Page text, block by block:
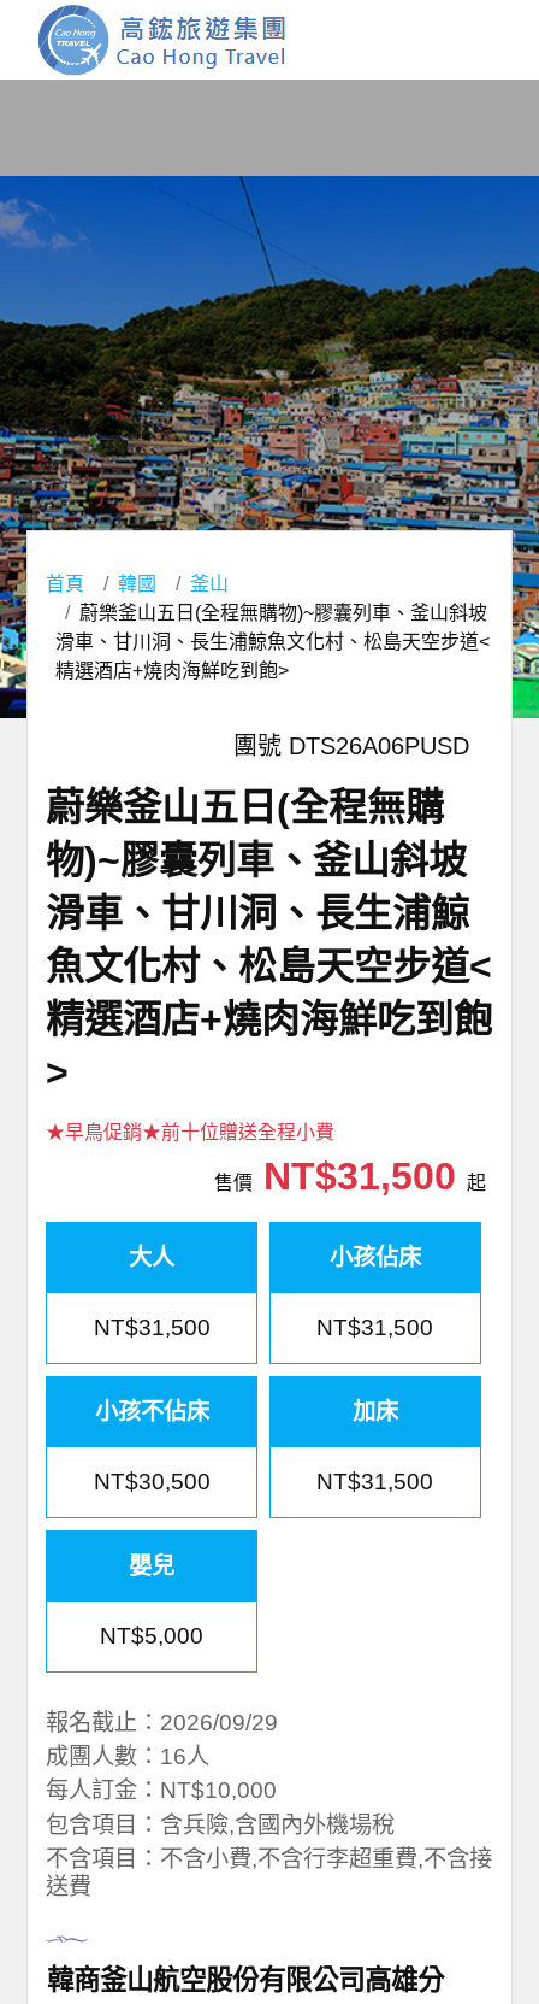
團體旅遊
國內旅遊
關於我們
客製服務
會員登入
首頁 韓國
釜山
蔚樂釜山五日(全程無購物)~膠囊列車、釜山斜坡
滑車、甘川洞、長生浦鯨魚文化村、松島天空步道<
精選酒店+燒肉海鮮吃到飽>
團號 DTS26A06PUSD
蔚樂釜山五日(全程無購
物)~膠囊列車、釜山斜坡
滑車、甘川洞、長生浦鯨
魚文化村、松島天空步道<
精選酒店+燒肉海鮮吃到飽
>
★早鳥促銷★前十位贈送全程小費
售價NT$31,500 起
大人
NT$31,500
小孩佔床
NT$31,500
小孩不佔床
NT$30,500
加床
NT$31,500
嬰兒
NT$5,000
報名截止：2026/09/29
成團人數：16人
每人訂金：NT$10,000
包含項目：含兵險,含國內外機場稅
不含項目：不含小費,不含行李超重費,不含接
送費
韓商釜山航空股份有限公司高雄分